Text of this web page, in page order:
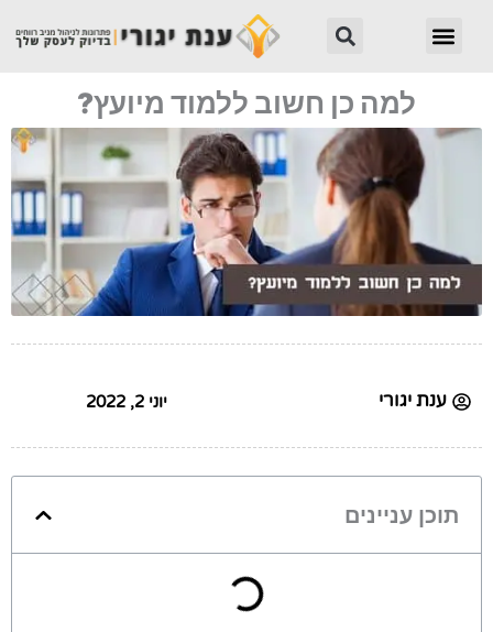
תפריט חיפוש
למה כן חשוב ללמוד מיועץ?
ענת יגורי יוני 2, 2022
תוכן עניינים